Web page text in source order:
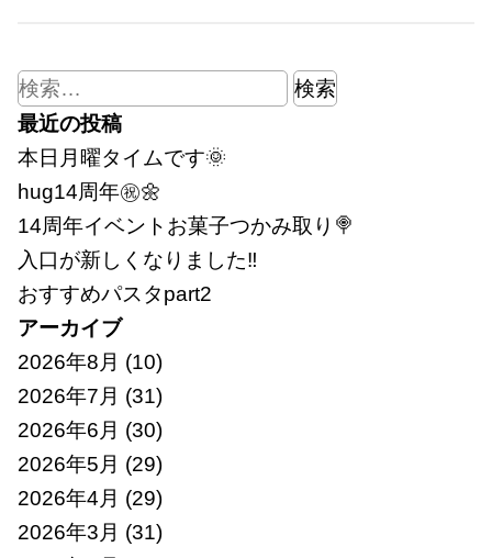
検
索:
最近の投稿
本日月曜タイムです🌞
hug14周年㊗🌼
14周年イベントお菓子つかみ取り🍭
入口が新しくなりました‼
おすすめパスタpart2
アーカイブ
2026年8月 (10)
2026年7月 (31)
2026年6月 (30)
2026年5月 (29)
2026年4月 (29)
2026年3月 (31)